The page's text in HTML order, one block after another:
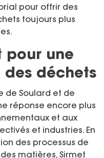
pour offrir des
toujours plus
pour une
déchets
de Soulard et de
réponse encore plus
et aux
et industries. En
des processus de
matières, Sirmet